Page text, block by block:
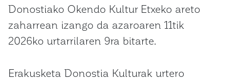
Donostiako Okendo Kultur Etxeko areto
zaharrean izango da azaroaren 11tik
2026ko urtarrilaren 9ra bitarte.
Erakusketa Donostia Kulturak urtero